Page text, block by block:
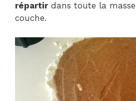
répartirdans toute la
couche.